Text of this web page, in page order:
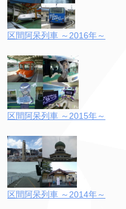
区間阿呆列車 ～2016年～
区間阿呆列車 ～2015年～
区間阿呆列車 ～2014年～